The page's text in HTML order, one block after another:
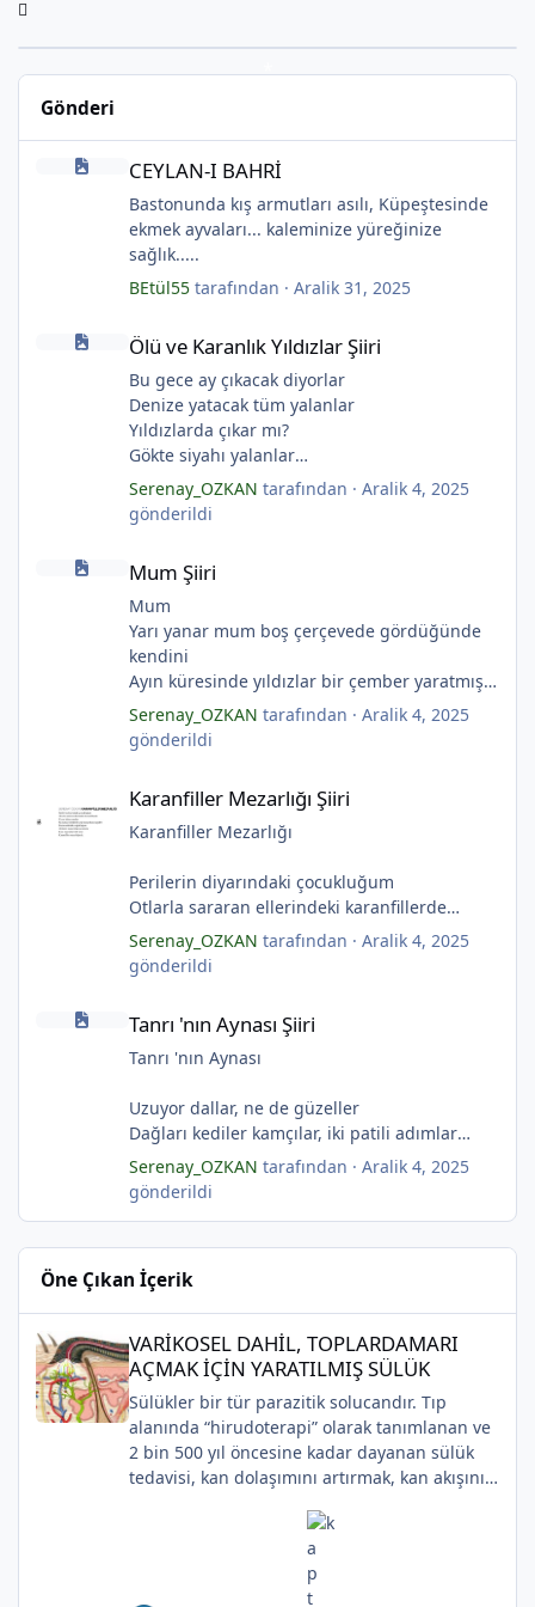
Gönderi
CEYLAN-I BAHRİ
CEYLAN-I BAHRİ
Bastonunda kış armutları asılı, Küpeştesinde
ekmek ayvaları... kaleminize yüreğinize
sağlık.....
BEtül55tarafından · Aralik 31, 2025
Ölü ve Karanlık Yıldızlar Şiiri
Ölü ve Karanlık Yıldızlar Şiiri
Bu gece ay çıkacak diyorlar
Denize yatacak tüm yalanlar
Yıldızlarda çıkar mı?
Gökte siyahı yalanlar
Ölü ve karanlık yıldızlar
Ayı sarhoş etmişler
Ay kesilmiş kızıl, kızıl
(Serenay Özkan, Viata)
Serenay_OZKAN tarafından · Aralik 4, 2025
gönderildi
Mum Şiiri
Mum Şiiri
Mum
Yarı yanar mum boş çerçevede gördüğünde
kendini
Ayın küresinde yıldızlar bir çember yaratmış
Çocukların rüyalarını.
Gıcırdayan tahta evimizdeki mumlar
Bizi bizlere gösteren fenermiş.
Fenerler bir başka yanarmış.
Hayalin gerçeğinde susmayan sesini
Aşıklar evlerinde ailelerini sayarmış.
Sular ateşi söndürür derler
Aşıklar evinde ateş yükselirmiş
Çerçeveler bir olur, sokaklar birleştiğinde
Evler bir olur aşıklar evinde.
(Serenay Özkan)
Serenay_OZKAN tarafından · Aralik 4, 2025
gönderildi
Karanfiller Mezarlığı Şiiri
Karanfiller Mezarlığı
Perilerin diyarındaki çocukluğum
Otlarla sararan ellerindeki karanfillerde
Yarım kalan anneler
Pas tutan yüreklerle yeşil mezarlıkta hayaller
Tuzlu nehirdeki soğukluğum
Kuru topraklar küf tutar
Karanfiller mezarlığında.
"Karanfiller Mezarlığı" adlı şiiri Yaşama Uğraşı
Fanzin'in 27. sayısında 2025'te yayımlanmıştır.
Serenay_OZKAN tarafından · Aralik 4, 2025
gönderildi
Tanrı 'nın Aynası Şiiri
Tanrı 'nın Aynası Şiiri
Tanrı 'nın Aynası
Uzuyor dallar, ne de güzeller
Dağları kediler kamçılar, iki patili adımlar
Sonsuza kadar bahar
Kestane dallar efsunkār
Ormanla maviye kilitli
gözyaşı Tanrı’nın aynası, kedili kapı
Sonsuza kadar bahar
Kestane dallar efsunkâr
Sahip olmadığımız rüyalarda yağmurla
gözyaşı Tanrı’nın aynası, kedili kapı
Bir ay gibi... Donuk...
Bir çocuk gibi içine bürünmüş
Gökyüzüne baksana
Kefenim yıldızlara gömülmüş.
Serenay_OZKAN tarafından · Aralik 4, 2025
gönderildi
Öne Çıkan İçerik
VARİKOSEL DAHİL, TOPLARDAMARI
AÇMAK İÇİN YARATILMIŞ SÜLÜK
Sülükler bir tür parazitik solucandır. Tıp
alanında “hirudoterapi” olarak tanımlanan ve
2 bin 500 yıl öncesine kadar dayanan sülük
tedavisi, kan dolaşımını artırmak, kan akışını
yaraya sülük uygulanmasını içerir.
Uygulaması zaman içinde değişiklik gösterse
de, modern cerrahide kullanılmaya devam
*